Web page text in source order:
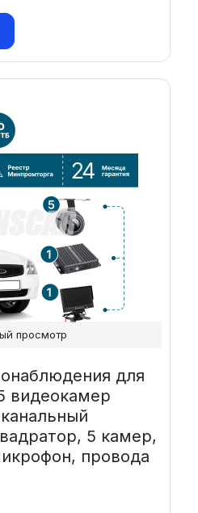
для
видеокамер
5 камер,
провода
просмотр